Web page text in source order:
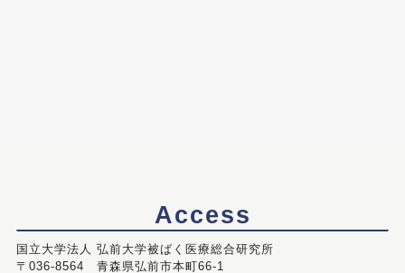
Access
国立大学法人 弘前大学被ばく医療総合研究所
〒036-8564 青森県弘前市本町66-1